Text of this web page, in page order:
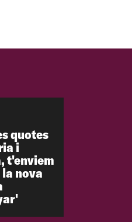
quotes
i
t'enviem
nova